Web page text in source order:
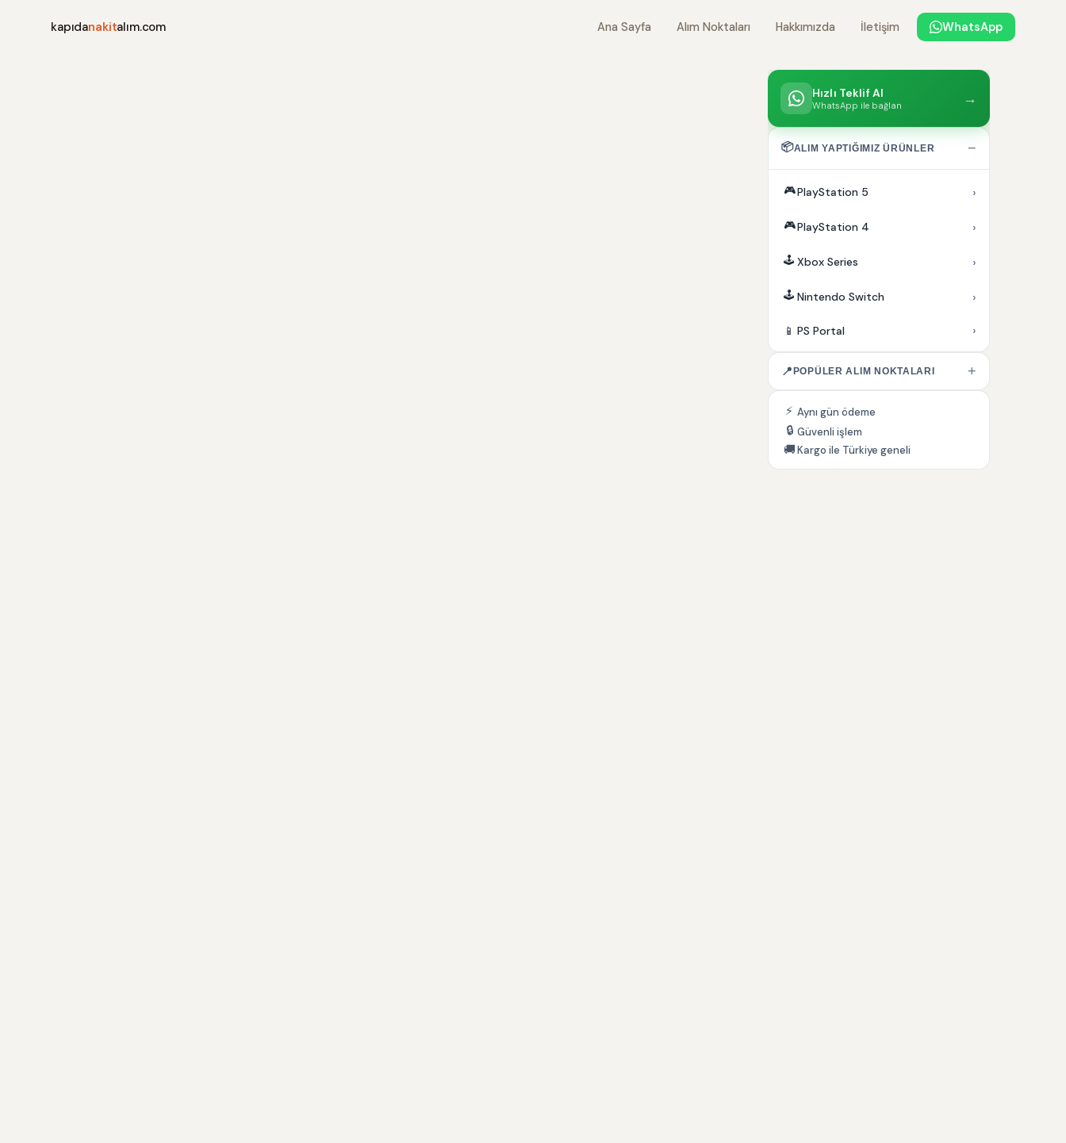
kapıdanakitalım.com Ana Sayfa Alım Noktaları Hakkımızda İletişim WhatsApp
Hızlı Teklif Al
WhatsApp ile bağlan →
📦ALIM YAPTIĞIMIZ ÜRÜNLER −
🎮PlayStation 5 ›
🎮PlayStation 4 ›
🕹️ Xbox Series ›
🕹️ Nintendo Switch ›
📱 PS Portal ›
📍 POPÜLER ALIM NOKTALARI +
⚡ Aynı gün ödeme
🔒 Güvenli işlem
🚚Kargo ile Türkiye geneli